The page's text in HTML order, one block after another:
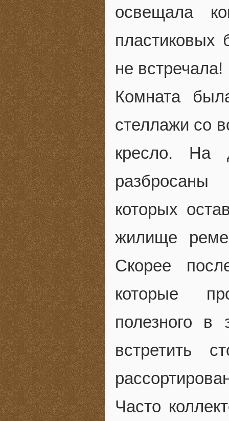
освещала
пластиковых
не встречала!
Комната
стеллажи со
кресло. На
которых
жилище
Скорее
которые
полезного
встретить
Часто